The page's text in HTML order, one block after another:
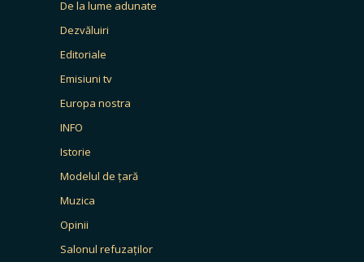
De la lume adunate
Dezvăluiri
Editoriale
Emisiuni tv
Europa nostra
INFO
Istorie
Modelul de țară
Muzica
Opinii
Salonul refuzaților